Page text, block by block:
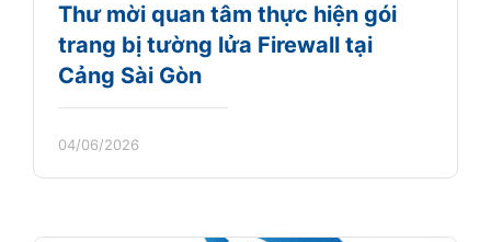
Thư mời quan tâm thực hiện gói
trang bị tường lửa Firewall tại
Cảng Sài Gòn
04/06/2026